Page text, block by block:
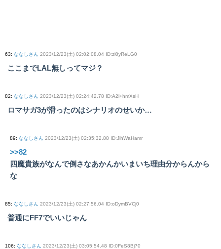
63: ななしさん 2023/12/23(土) 02:02:08.04 ID:zl0yReLG0
ここまでLAL無しってマジ？
82: ななしさん 2023/12/23(土) 02:24:42.78 ID:A2l+hmXsH
ロマサガ3が滑ったのはシナリオのせいか…
89: ななしさん 2023/12/23(土) 02:35:32.88 ID:JihWaHamr
>>82
四魔貴族がなんで倒さなあかんかいまいち理由分からんから
な
85: ななしさん 2023/12/23(土) 02:27:56.04 ID:oDymBVCj0
普通にFF7でいいじゃん
106: ななしさん 2023/12/23(土) 03:05:54.48 ID:0FeS8Bj70